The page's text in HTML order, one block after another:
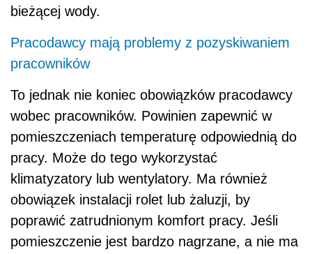
bieżącej wody.
Pracodawcy mają problemy z pozyskiwaniem
pracowników
To jednak nie koniec obowiązków pracodawcy
wobec pracowników. Powinien zapewnić w
pomieszczeniach temperaturę odpowiednią do
pracy. Może do tego wykorzystać
klimatyzatory lub wentylatory. Ma również
obowiązek instalacji rolet lub żaluzji, by
poprawić zatrudnionym komfort pracy. Jeśli
pomieszczenie jest bardzo nagrzane, a nie ma